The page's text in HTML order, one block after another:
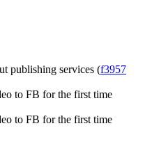
publishing services (f3957
to FB for the first time
to FB for the first time